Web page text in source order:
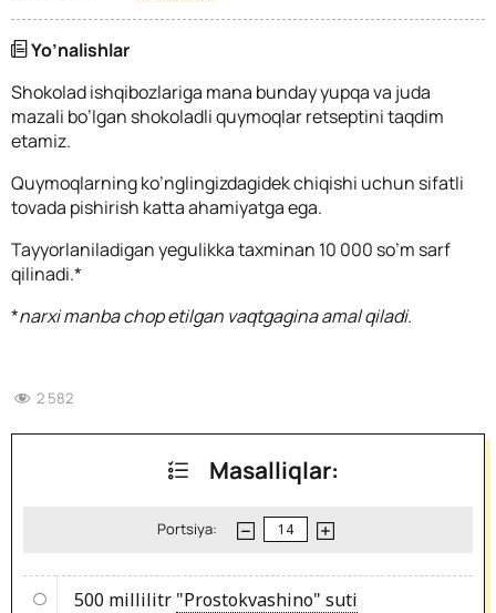
Yo’nalishlar
Shokolad ishqibozlariga mana bunday yupqa va juda
mazali bo’lgan shokoladli quymoqlar retseptini taqdim
etamiz.
Quymoqlarning ko’nglingizdagidek chiqishi uchun sifatli
tovada pishirish katta ahamiyatga ega.
Tayyorlaniladigan yegulikka taxminan 10 000 so’m sarf
qilinadi.*
*narxi manba chop etilgan vaqtgagina amal qiladi.
2 582
Masalliqlar:
Portsiya:
500 millilitr "Prostokvashino" suti